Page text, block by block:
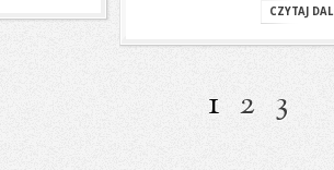
CZYTAJ
1 2 3